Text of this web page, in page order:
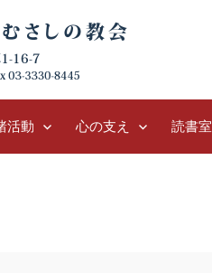
活動 心の支え 読書室